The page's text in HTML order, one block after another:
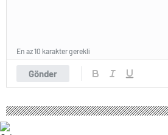
Gönder
En az 10 karakter gerekli